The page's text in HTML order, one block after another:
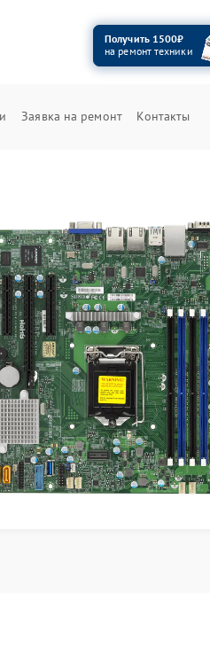
Получить 1500₽
на ремонт техники
Заявка на ремонт Контакты